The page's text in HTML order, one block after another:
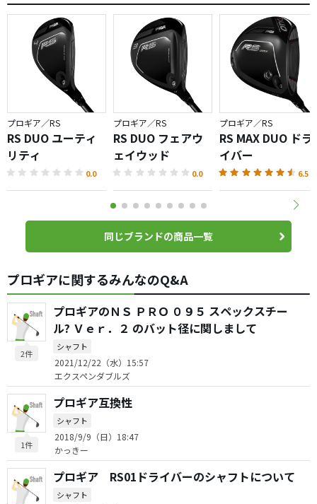
プロギア／RS
RS DUO ユーティ
リティ
0.0
プロギア／RS
RS DUO フェアウ
ェイウッド
0.0
プロギア／RS
RS MAX DUO ドラ
イバー
6.5
同じブランドの商品一覧
プロギアに関するみんなのQ&A
2件
プロギアのＮＳ ＰＲＯ ０９５ スペックスチー
ル? Ｖｅｒ．２ のバット径に関しまして
シャフト
2021/12/22（水）15:57
エクスペンダブルズ
1件
プロギア互換性
シャフト
2018/9/9（日）18:47
かっきー
プロギア RS01ドライバーのシャフトについて
シャフト